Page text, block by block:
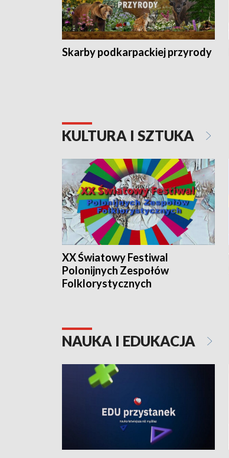
Skarby podkarpackiej przyrody
KULTURA I SZTUKA
XX Światowy Festiwal
Polonijnych Zespołów
Folklorystycznych
NAUKA I EDUKACJA